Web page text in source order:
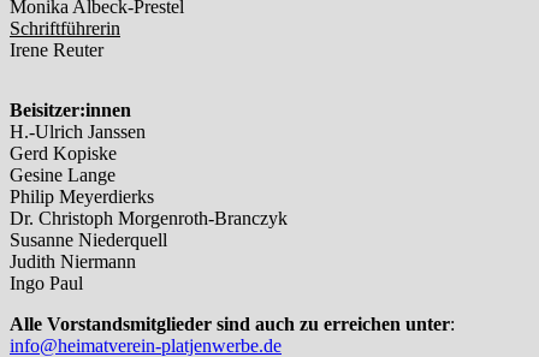
Monika Albeck-Prestel
Schriftführerin
Irene Reuter
Beisitzer:innen
H.-Ulrich Janssen
Gerd Kopiske
Gesine Lange
Philip Meyerdierks
Dr. Christoph Morgenroth-Branczyk
Susanne Niederquell
Judith Niermann
Ingo Paul
Alle Vorstandsmitglieder sind auch zu erreichen unter:
info@heimatverein-platjenwerbe.de